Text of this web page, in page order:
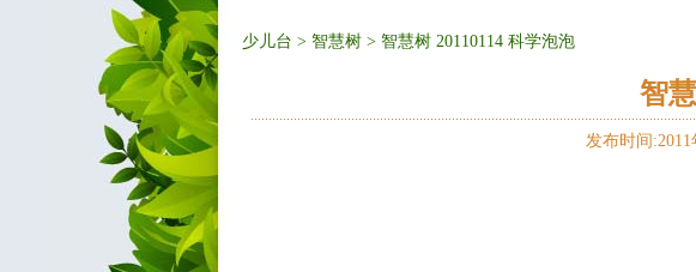
少儿台 > 智慧树 > 智慧树 20110114 科学泡泡
智
发布时间:2011